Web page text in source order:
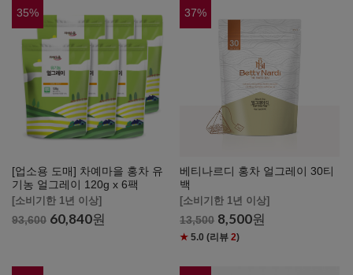
35%
[업소용 도매] 차예마을 홍차 유
기농 얼그레이 120g x 6팩
[소비기한 1년 이상]
93,600 60,840원
37%
베티나르디 홍차 얼그레이 30티
백
[소비기한 1년 이상]
13,500 8,500원
★ 5.0 (리뷰2)